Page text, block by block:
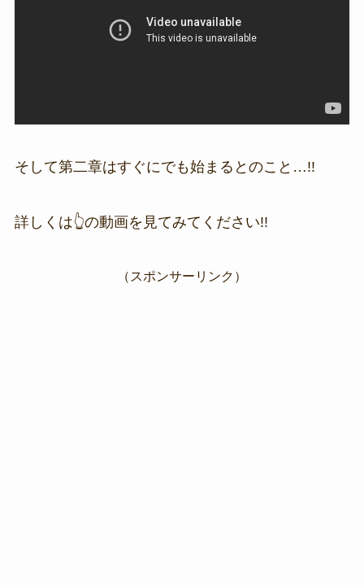
そして第二章はすぐにでも始まるとのこと…!!
詳しくは👆の動画を見てみてください!!
（スポンサーリンク）